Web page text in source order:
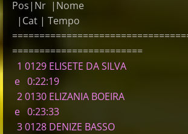
Pos|Nr |Nome
|Cat | Tempo
========================
1 0129 ELISETE DA
e 0:22:19
2 0130 ELIZANIA
e 0:23:33
3 0128 DENIZE